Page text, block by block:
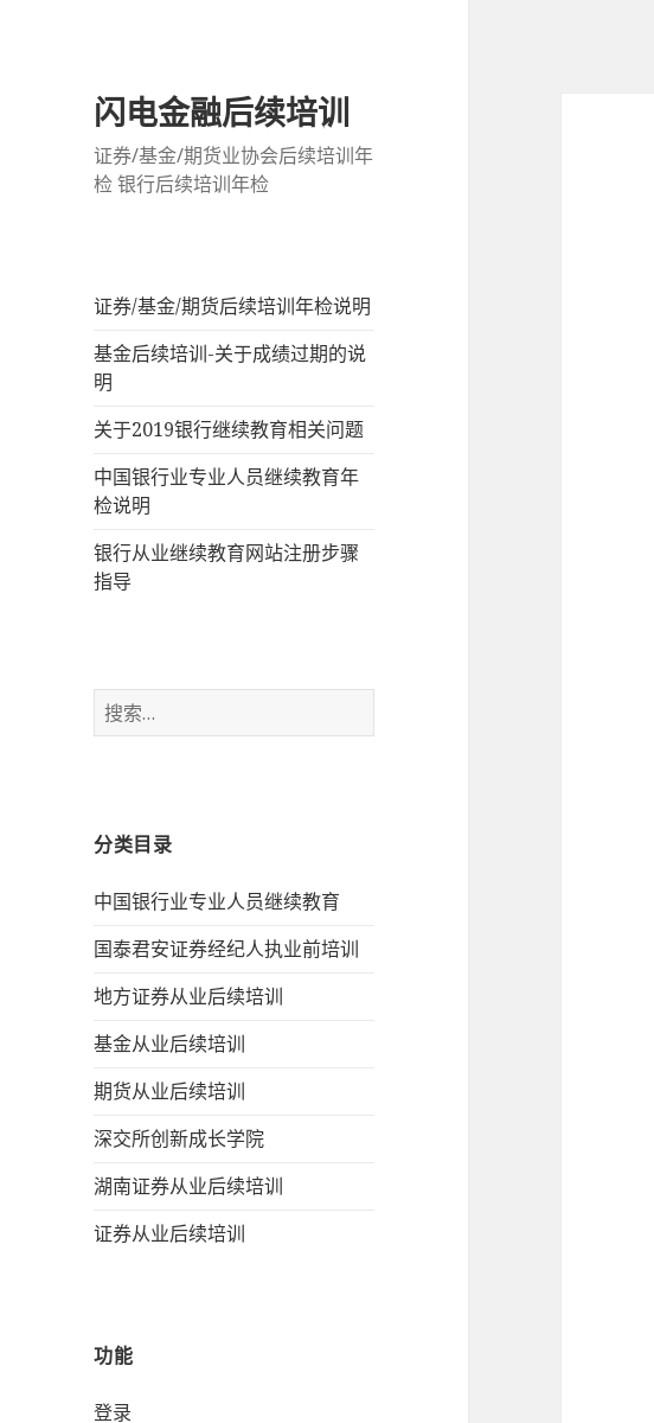
闪电金融后续培训
证券/基金/期货业协会后续培训年
检 银行后续培训年检
证券/基金/期货后续培训年检说明
基金后续培训-关于成绩过期的说
明
关于2019银行继续教育相关问题
中国银行业专业人员继续教育年
检说明
银行从业继续教育网站注册步骤
指导
搜
索：
分类目录
中国银行业专业人员继续教育
国泰君安证券经纪人执业前培训
地方证券从业后续培训
基金从业后续培训
期货从业后续培训
深交所创新成长学院
湖南证券从业后续培训
证券从业后续培训
功能
登录